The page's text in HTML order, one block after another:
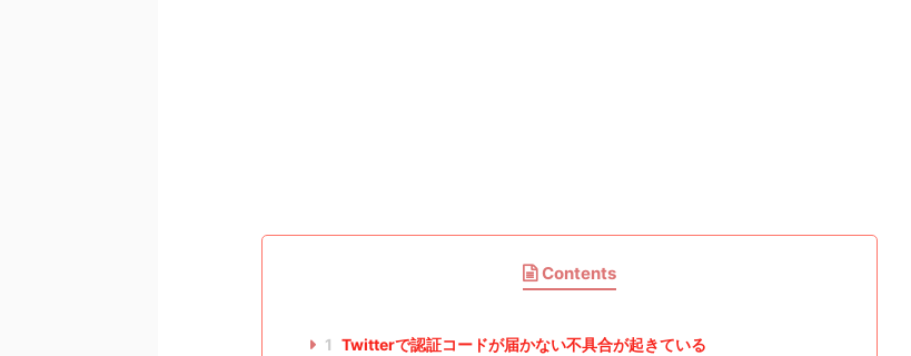
Contents
1 Twitterで認証コードが届かない不具合が起きている